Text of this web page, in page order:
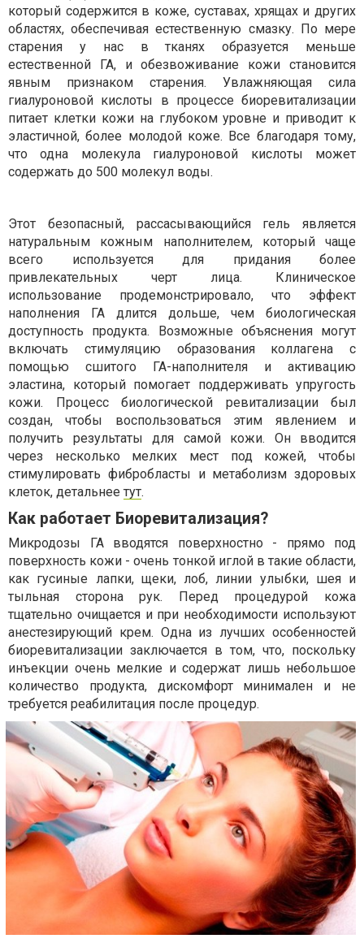
который содержится в коже, суставах, хрящах и других
областях, обеспечивая естественную смазку. По мере
старения у нас в тканях образуется меньше
естественной ГА, и обезвоживание кожи становится
явным признаком старения. Увлажняющая сила
гиалуроновой кислоты в процессе биоревитализации
питает клетки кожи на глубоком уровне и приводит к
эластичной, более молодой коже. Все благодаря тому,
что одна молекула гиалуроновой кислоты может
содержать до 500 молекул воды.
Этот безопасный, рассасывающийся гель является
натуральным кожным наполнителем, который чаще
всего используется для придания более
привлекательных черт лица. Клиническое
использование продемонстрировало, что эффект
наполнения ГА длится дольше, чем биологическая
доступность продукта. Возможные объяснения могут
включать стимуляцию образования коллагена с
помощью сшитого ГА-наполнителя и активацию
эластина, который помогает поддерживать упругость
кожи. Процесс биологической ревитализации был
создан, чтобы воспользоваться этим явлением и
получить результаты для самой кожи. Он вводится
через несколько мелких мест под кожей, чтобы
стимулировать фибробласты и метаболизм здоровых
клеток, детальнее тут.
Как работает Биоревитализация?
Микродозы ГА вводятся поверхностно - прямо под
поверхность кожи - очень тонкой иглой в такие области,
как гусиные лапки, щеки, лоб, линии улыбки, шея и
тыльная сторона рук. Перед процедурой кожа
тщательно очищается и при необходимости используют
анестезирующий крем. Одна из лучших особенностей
биоревитализации заключается в том, что, поскольку
инъекции очень мелкие и содержат лишь небольшое
количество продукта, дискомфорт минимален и не
требуется реабилитация после процедур.